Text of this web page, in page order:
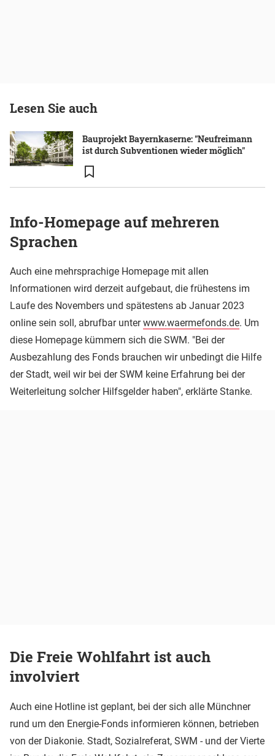
Lesen Sie auch
Bauprojekt Bayernkaserne: "Neufreimann
ist durch Subventionen wieder möglich"
Info-Homepage auf mehreren
Sprachen
Auch eine mehrsprachige Homepage mit allen
Informationen wird derzeit aufgebaut, die frühestens im
Laufe des Novembers und spätestens ab Januar 2023
online sein soll, abrufbar unterwww.waermefonds.de. Um
diese Homepage kümmern sich die SWM. "Bei der
Ausbezahlung des Fonds brauchen wir unbedingt die Hilfe
der Stadt, weil wir bei der SWM keine Erfahrung bei der
Weiterleitung solcher Hilfsgelder haben", erklärte Stanke.
Die Freie Wohlfahrt ist auch
involviert
Auch eine Hotline ist geplant, bei der sich alle Münchner
rund um den Energie-Fonds informieren können, betrieben
von der Diakonie. Stadt, Sozialreferat, SWM - und der Vierte